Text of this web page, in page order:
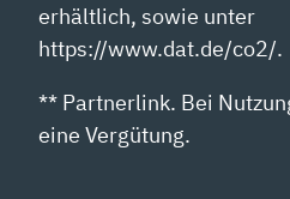
erhältlich, sowie unter
https://www.dat.de/co2/.
** Partnerlink. Bei
eine Vergütung.